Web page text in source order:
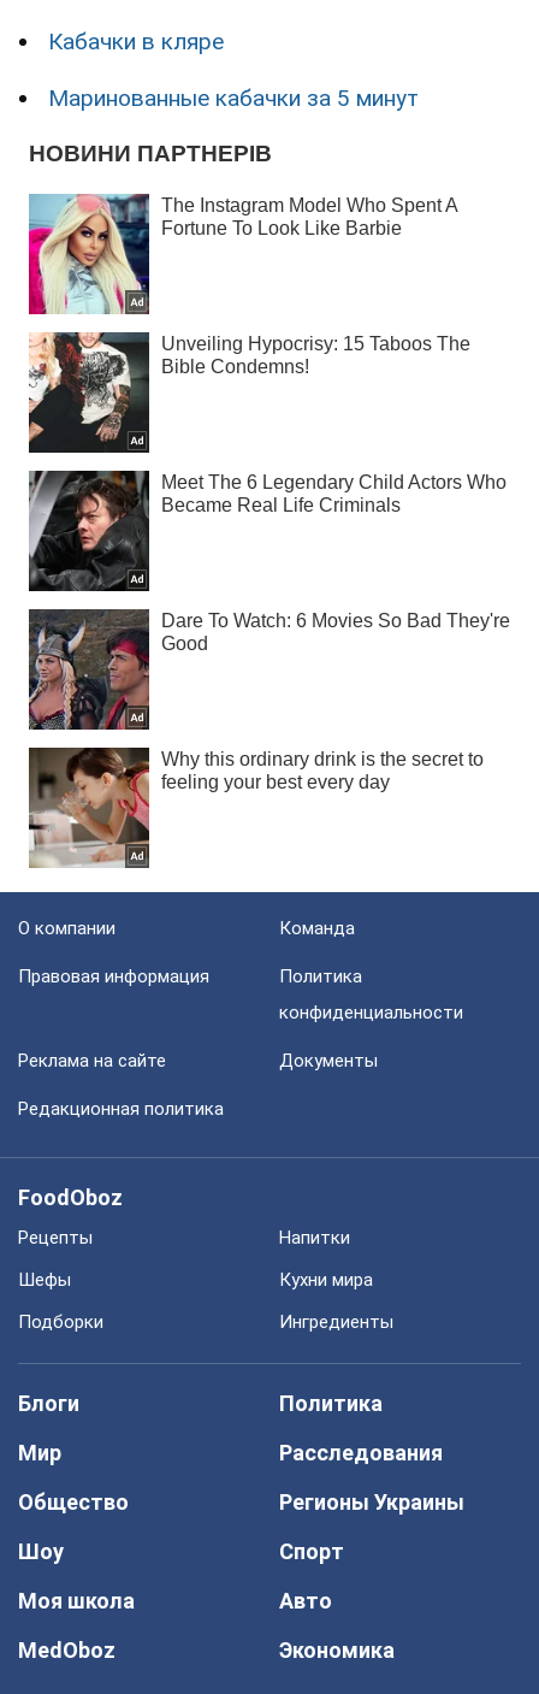
Кабачки в кляре
Маринованные кабачки за 5 минут
О компании Команда
Правовая информация
Политика
конфиденциальности
Реклама на сайте Документы
Редакционная политика
FoodOboz
Рецепты
Напитки
Шефы
Кухни мира
Подборки
Ингредиенты
Блоги
Политика
Мир
Расследования
Общество
Регионы Украины
Шоу
Спорт
Моя школа
Авто
MedOboz
Экономика